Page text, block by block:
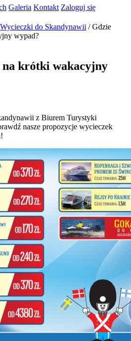
Galeria Kontakt Zaloguj się
Wycieczki do Skandynawii / Gdzie
wypad?
na krótki wakacyjny
z Biurem Turystyki
nasze propozycje wycieczek